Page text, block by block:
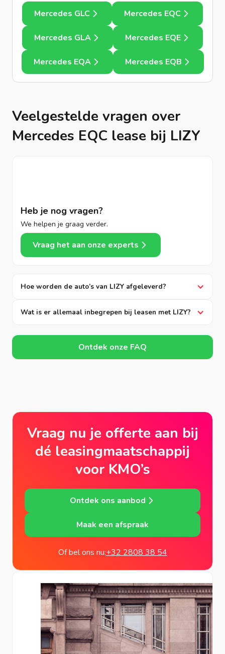
Mercedes GLC Mercedes EQC
Mercedes GLA Mercedes EQE
Mercedes EQA Mercedes EQB
Veelgestelde vragen over
Mercedes EQC lease bij LIZY
Heb je nog vragen?
We helpen je graag verder.
Vraag het aan onze experts
Hoe worden de auto’s van LIZY afgeleverd?
Wat is er allemaal inbegrepen bij leasen met LIZY?
Ontdek onze FAQ
Vraag nu je offerte aan bij
dé leasingmaatschappij
voor KMO’s
Ontdek ons aanbod
Maak een afspraak
Of bel ons nu:+32 2808 38 54